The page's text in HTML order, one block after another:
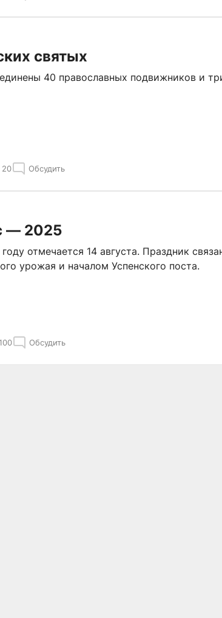
святых
40 православных подвижников и
20 Обсудить
— 2025
отмечается 14 августа. Праздник
урожая и началом Успенского поста.
Обсудить